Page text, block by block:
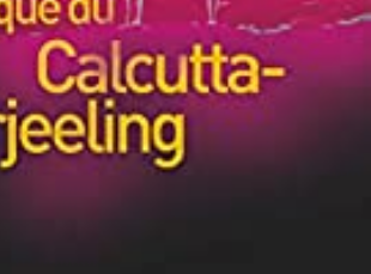
LIRE LA SUITE